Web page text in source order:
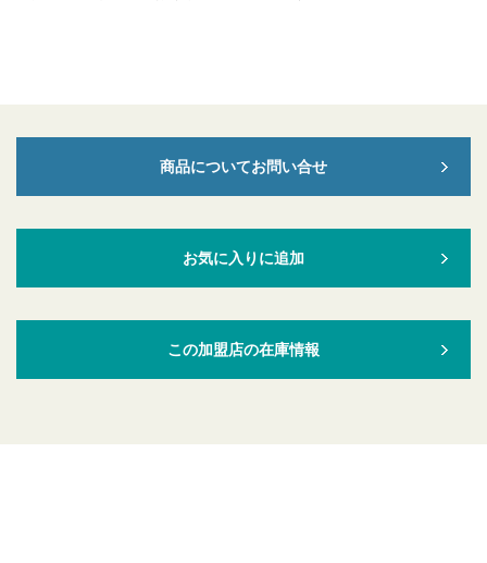
商品についてお問い合せ
お気に入りに追加
この加盟店の在庫情報